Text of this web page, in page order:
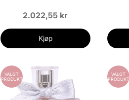
2.022,55 kr
Kjøp
VALGT
PRODUKT
VALGT
PRODUKT